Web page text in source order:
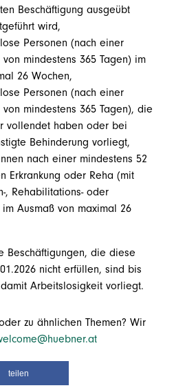
Beschäftigung ausgeübt
wird,
Personen (nach einer
von mindestens 365 Tagen) im
26 Wochen,
Personen (nach einer
von mindestens 365 Tagen), die
vollendet haben oder bei
Behinderung vorliegt,
nach einer mindestens 52
Erkrankung oder Reha (mit
, Rehabilitations- oder
Ausmaß von maximal 26
Beschäftigungen, die diese
nicht erfüllen, sind bis
Arbeitslosigkeit vorliegt.
zu ähnlichen Themen? Wir
teilen